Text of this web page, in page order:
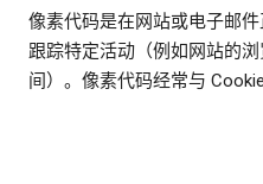
像素代码是在网站或电子邮
跟踪特定活动（例如网站的
间）。像素代码经常与